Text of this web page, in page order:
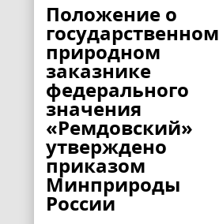
Положение о
государственном
природном
заказнике
федерального
значения
«Ремдовский»
утверждено
приказом
Минприроды
России